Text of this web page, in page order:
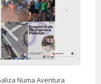
Numa Aventura